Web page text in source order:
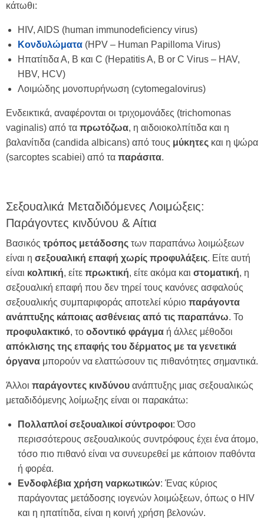
κάτωθι:
HIV, AIDS (human immunodeficiency virus)
Κονδυλώματα (HPV – Human Papilloma Virus)
Ηπατίτιδα Α, Β και C (Hepatitis A, B or C Virus – HAV,
HBV, HCV)
Λοιμώδης μονοπυρήνωση (cytomegalovirus)
Ενδεικτικά, αναφέρονται οι τριχομονάδες (trichomonas
vaginalis) από τα πρωτόζωα, η αιδοιοκολπίτιδα και η
βαλανίτιδα (candida albicans) από τους μύκητες και η ψώρα
(sarcoptes scabiei) από τα παράσιτα.
Σεξουαλικά Μεταδιδόμενες Λοιμώξεις:
Παράγοντες κινδύνου & Αίτια
Βασικός τρόπος μετάδοσης των παραπάνω λοιμώξεων
είναι η σεξουαλική επαφή χωρίς προφυλάξεις. Είτε αυτή
είναι κολπική, είτε πρωκτική, είτε ακόμα και στοματική, η
σεξουαλική επαφή που δεν τηρεί τους κανόνες ασφαλούς
σεξουαλικής συμπαριφοράς αποτελεί κύριο παράγοντα
ανάπτυξης κάποιας ασθένειας από τις παραπάνω. Το
προφυλακτικό, το οδοντικό φράγμα ή άλλες μέθοδοι
απόκλισης της επαφής του δέρματος με τα γενετικά
όργανα μπορούν να ελαττώσουν τις πιθανότητες σημαντικά.
Άλλοι παράγοντες κινδύνου ανάπτυξης μιας σεξουαλικώς
μεταδιδόμενης λοίμωξης είναι οι παρακάτω:
Πολλαπλοί σεξουαλικοί σύντροφοι: Όσο
περισσότερους σεξουαλικούς συντρόφους έχει ένα άτομο,
τόσο πιο πιθανό είναι να συνευρεθεί με κάποιον παθόντα
ή φορέα.
Ενδοφλέβια χρήση ναρκωτικών: Ένας κύριος
παράγοντας μετάδοσης ιογενών λοιμώξεων, όπως o HIV
και η ηπατίτιδα, είναι η κοινή χρήση βελονών.